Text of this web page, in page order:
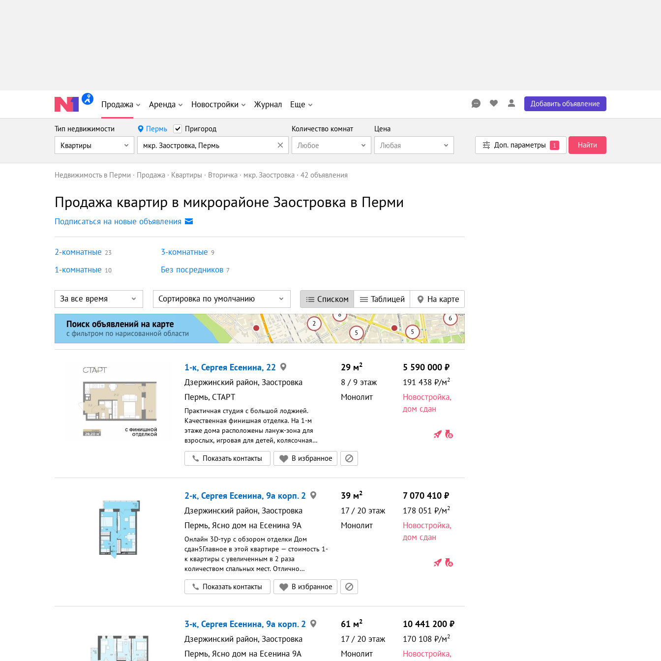
Продажа Аренда Новостройки Журнал Еще Добавить объявление
Тип недвижимости
Квартиры
Пермь
Пригород
мкр. Заостровка, Пермь
Количество комнат
Любое
Цена
Любая
Доп. параметры 1 Найти
Недвижимость в Перми Продажа Квартиры Вторичка мкр. Заостровка 42 объявления
Продажа квартир в микрорайоне Заостровка в Перми
Подписаться на новые объявления
2-комнатные 23
1-комнатные 10
3-комнатные 9
Без посредников 7
За все время Сортировка по умолчанию Списком Таблицей На карте
1-к, Сергея Есенина, 22
Дзержинский район, Заостровка
Пермь, СТАРТ
Практичная студия с большой лоджией.
Качественная финишная отделка. На 1-м
этаже дома расположены лануж-зона для
взрослых, игровая для детей, колясочная
комната. Просторный закрытый двор без
машин. Экологичная локация, вокруг много
дет. сады, школы, супермаркеты. Запишитесь
Показать контакты В избранное
29 м2
8 / 9 этаж
Монолит
5 590 000
191 438 /м2
Новостройка,
дом сдан
2-к, Сергея Есенина, 9а корп. 2
Дзержинский район, Заостровка
Пермь, Ясно дом на Есенина 9А
Онлайн 3D-тур с обзором отделки Дом
сдан5Главное в этой квартире — стоимость 1-
к квартиры с увеличенным в 2 раза
количеством спальных мест. Отлично
подойдет для семьи из двух или трех
человекВитражные двери на балкон-
дают ощущение простораМесто для внешнего
блока кондиционера на балконе - фасад
дома останется нетронутымВ планировках
предусмотрена ниша для шкафа-купе у входа.
подготовительная позволяет максимально
Показать контакты В избранное
39 м2
17 / 20 этаж
Монолит
7 070 410
178 051 /м2
Новостройка,
дом сдан
3-к, Сергея Есенина, 9а корп. 2
Дзержинский район, Заостровка
Пермь, Ясно дом на Есенина 9А
61 м2
17 / 20 этаж
Монолит
10 441 200
170 108 /м2
Новостройка,